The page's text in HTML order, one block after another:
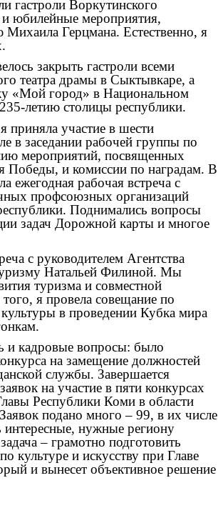
гастроли Воркутинского
и юбилейные мероприятия,
Герцмана. Естественно, я
закрыть гастроли всеми
театра драмы в Сыктывкаре, а
«Мой город» в Национальном
235-летию столицы республики.
приняла участие в шести
в заседании рабочей группы по
мероприятий, посвященных
Победы, и комиссии по наградам. В
ежегодная рабочая встреча с
профсоюзных организаций
Поднимались вопросы
задач Дорожной карты и многое
с руководителем Агентства
Натальей Филиной. Мы
туризма и совместной
я провела совещание по
в проведении Кубка мира
и кадровые вопросы: было
на замещение должностей
службы. Завершается
на участие в пяти конкурсах
Республики Коми в области
подано много – 99, в их числе
интересные, нужные региону
– грамотно подготовить
культуре и искусству при Главе
и вынесет объективное решение